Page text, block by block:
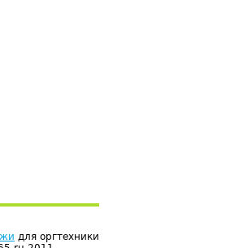
для оргтехники